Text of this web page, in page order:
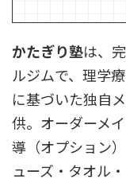
かたぎり塾は、
ルジムで、理学
に基づいた独自
供。オーダーメ
導（オプション
ューズ・タオル